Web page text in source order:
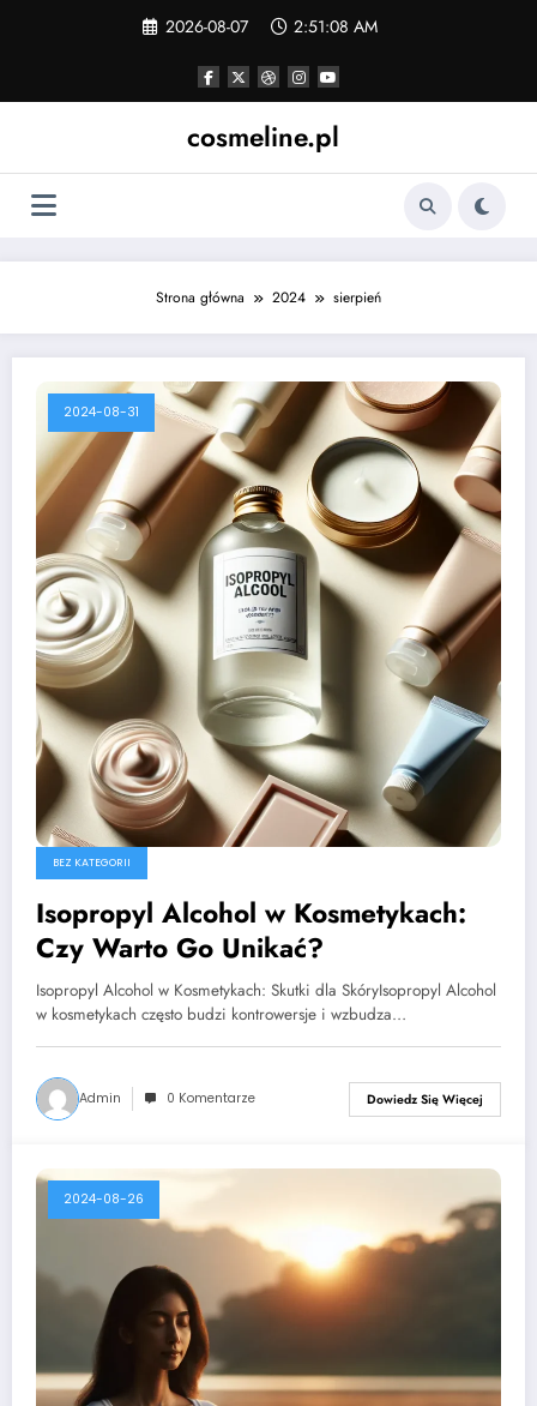
2026-08-07 2:51:09 AM
cosmeline.pl
Strona główna 2024 sierpień
2024-08-31
BEZ KATEGORII
Isopropyl Alcohol w Kosmetykach:
Czy Warto Go Unikać?
Isopropyl Alcohol w Kosmetykach: Skutki dla SkóryIsopropyl Alcohol
w kosmetykach często budzi kontrowersje i wzbudza…
Admin 0 Komentarze Dowiedz Się Więcej
2024-08-26